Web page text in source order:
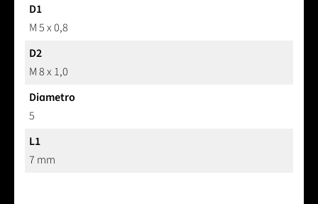
D1
M 5 x 0,8
D2
M 8 x 1,0
Diametro
5
L1
7 mm